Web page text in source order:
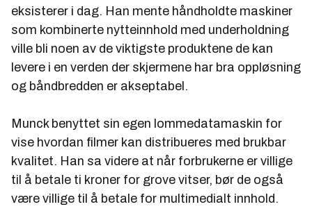
eksisterer i dag. Han mente håndholdte maskiner
som kombinerte nytteinnhold med underholdning
ville bli noen av de viktigste produktene de kan
levere i en verden der skjermene har bra oppløsning
og båndbredden er akseptabel.
Munck benyttet sin egen lommedatamaskin for
vise hvordan filmer kan distribueres med brukbar
kvalitet. Han sa videre at når forbrukerne er villige
til å betale ti kroner for grove vitser, bør de også
være villige til å betale for multimedialt innhold.